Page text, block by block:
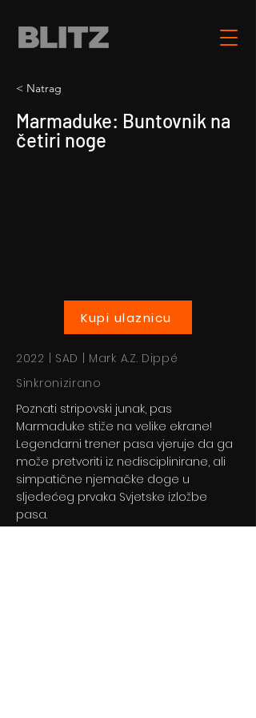
< Natrag
Marmaduke: Buntovnik na
četiri noge
Kupi ulaznicu
2022 | SAD | Mark A.Z. Dippé
Sinkronizirano
Poznati stripovski junak, pas
Marmaduke stiže na velike ekrane!
Legendarni trener pasa vjeruje da ga
može pretvoriti iz nedisciplinirane, ali
simpatične njemačke doge u
sljedećeg prvaka Svjetske izložbe
pasa.